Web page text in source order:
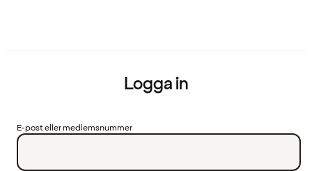
Logga in
E-post eller medlemsnummer